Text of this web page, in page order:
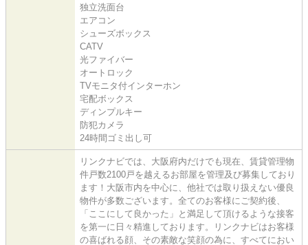
独立洗面台
エアコン
シューズボックス
CATV
光ファイバー
オートロック
TVモニタ付インターホン
宅配ボックス
ディンプルキー
防犯カメラ
24時間ゴミ出し可
リンクナビでは、大阪府内だけでも現在、賃貸管理物
件戸数2100戸を越えるお部屋を管理及び募集しており
ます！大阪市内を中心に、他社では取り扱えない優良
物件が多数ございます。全てのお客様にご契約後、
「ここにして良かった」と満足して頂けるような接客
を第一に日々精進しております。リンクナビはお客様
の喜ばれる顔、その素敵な笑顔の為に、すべてにおい